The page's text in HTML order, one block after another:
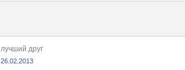
лучший друг
26.02.2013